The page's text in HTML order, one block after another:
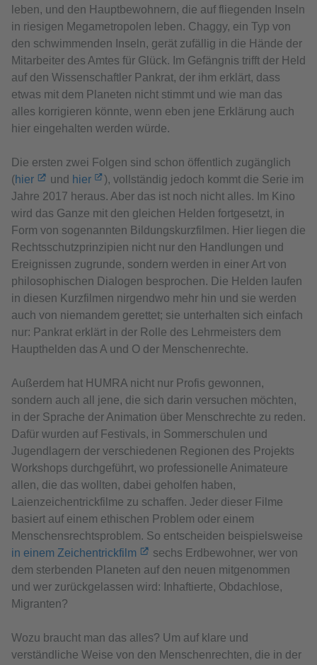
leben, und den Hauptbewohnern, die auf fliegenden Inseln
in riesigen Megametropolen leben. Chaggy, ein Typ von
den schwimmenden Inseln, gerät zufällig in die Hände der
Mitarbeiter des Amtes für Glück. Im Gefängnis trifft der Held
auf den Wissenschaftler Pankrat, der ihm erklärt, dass
etwas mit dem Planeten nicht stimmt und wie man das
alles korrigieren könnte, wenn eben jene Erklärung auch
hier eingehalten werden würde.
Die ersten zwei Folgen sind schon öffentlich zugänglich
(hier und hier
), vollständig jedoch kommt die Serie im
Jahre 2017 heraus. Aber das ist noch nicht alles. Im Kino
wird das Ganze mit den gleichen Helden fortgesetzt, in
Form von sogenannten Bildungskurzfilmen. Hier liegen die
Rechtsschutzprinzipien nicht nur den Handlungen und
Ereignissen zugrunde, sondern werden in einer Art von
philosophischen Dialogen besprochen. Die Helden laufen
in diesen Kurzfilmen nirgendwo mehr hin und sie werden
auch von niemandem gerettet; sie unterhalten sich einfach
nur: Pankrat erklärt in der Rolle des Lehrmeisters dem
Haupthelden das A und O der Menschenrechte.
Außerdem hat HUMRA nicht nur Profis gewonnen,
sondern auch all jene, die sich darin versuchen möchten,
in der Sprache der Animation über Menschrechte zu reden.
Dafür wurden auf Festivals, in Sommerschulen und
Jugendlagern der verschiedenen Regionen des Projekts
Workshops durchgeführt, wo professionelle Animateure
allen, die das wollten, dabei geholfen haben,
Laienzeichentrickfilme zu schaffen. Jeder dieser Filme
basiert auf einem ethischen Problem oder einem
Menschensrechtsproblem. So entscheiden beispielsweise
in einem Zeichentrickfilm
sechs Erdbewohner, wer von
dem sterbenden Planeten auf den neuen mitgenommen
und wer zurückgelassen wird: Inhaftierte, Obdachlose,
Migranten?
Wozu braucht man das alles? Um auf klare und
verständliche Weise von den Menschenrechten, die in der